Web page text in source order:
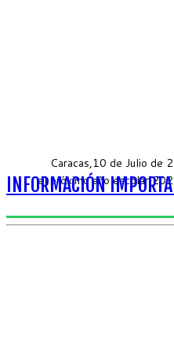
Caracas,10 de Julio de
el próximo año escolar
INFORMACIÓN